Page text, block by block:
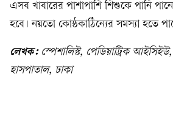
এসব খাবারের পাশাপাশি শিশুকে পানি
হবে। নয়তো কোষ্ঠকাঠিন্য়ের সমস্যা হতে
লেখক:স্পেশালিস্ট, পেডিয়াট্রিক
হাসপাতাল, ঢাকা